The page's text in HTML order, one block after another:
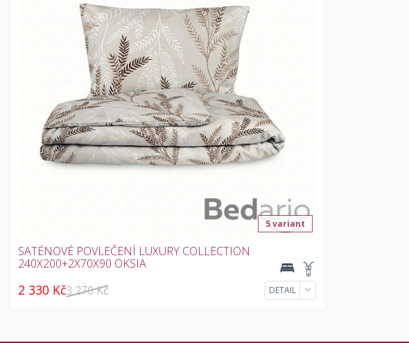
5 variant
SATÉNOVÉ POVLEČENÍ LUXURY COLLECTION
240X200+2X70X90 OKSIA
2 330 Kč3 270 Kč DETAIL